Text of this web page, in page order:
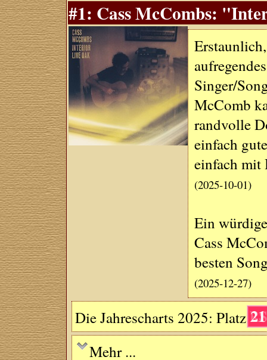
#1: Cass McCombs:
Singer/
McComb
randvolle
einfach
einfach mit
(2025-10-01)
Ein
Cass
besten
(2025-12-27)
Die Jahrescharts 2025: Platz 21
Mehr ...